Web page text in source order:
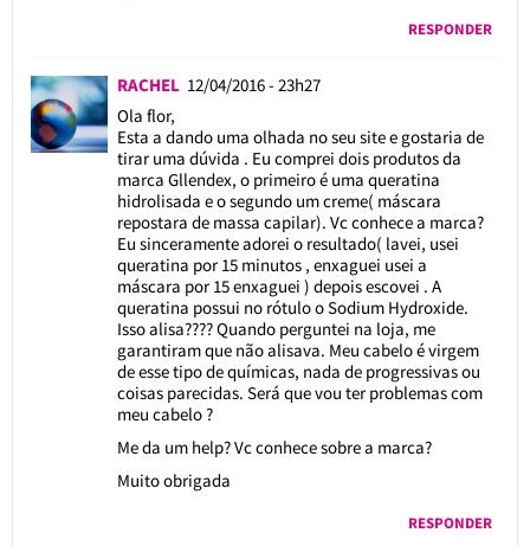
RESPONDER
RACHEL 12/04/2016 - 23h27
Ola flor,
Esta a dando uma olhada no seu site e gostaria de
tirar uma dúvida . Eu comprei dois produtos da
marca Gllendex, o primeiro é uma queratina
hidrolisada e o segundo um creme( máscara
repostara de massa capilar). Vc conhece a marca?
Eu sinceramente adorei o resultado( lavei, usei
queratina por 15 minutos , enxaguei usei a
máscara por 15 enxaguei ) depois escovei . A
queratina possui no rótulo o Sodium Hydroxide.
Isso alisa???? Quando perguntei na loja, me
garantiram que não alisava. Meu cabelo é virgem
de esse tipo de químicas, nada de progressivas ou
coisas parecidas. Será que vou ter problemas com
meu cabelo ?
Me da um help? Vc conhece sobre a marca?
Muito obrigada
RESPONDER